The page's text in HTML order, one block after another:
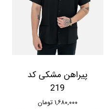
پیراهن مشکی کد
219
۱,۶۸۰,۰۰۰ تومان